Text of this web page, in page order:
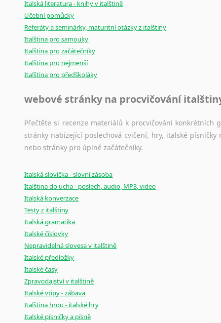
Italská literatura - knihy v italštině
Učební pomůcky
Referáty a seminárky, maturitní otázky z italštiny
Italština pro samouky
Italština pro začátečníky
Italština pro nejmenší
Italština pro předškoláky
webové stránky na procvičování
Přečtěte si recenze materiálů k procvičování
stránky nabízející poslechová cvičení, hry, italské
nebo stránky pro úplné začátečníky.
Italská slovíčka - slovní zásoba
Italština do ucha - poslech, audio, MP3, video
Italská konverzace
Testy z italštiny
Italská gramatika
Italské číslovky
Nepravidelná slovesa v italštině
Italské předložky
Italské časy
Zpravodajství v italštině
Italské vtipy - zábava
Italština hrou - italské hry
Italské písničky a písně